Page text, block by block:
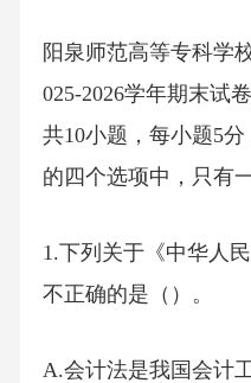
阳泉师范高等专科学
025-2026学年期末试
共10小题，每小题5
的四个选项中，只有
1.下列关于《中华人
不正确的是（）。
A.会计法是我国会计